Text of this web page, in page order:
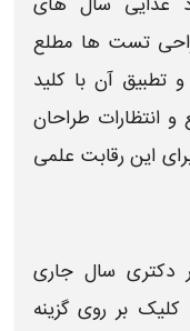
تست‌ ها مطلع
و تطبیق آن با کلید
و انتظارات طراحان
این رقابت علمی
دکتری سال جاری
کلیک بر روی گزینه